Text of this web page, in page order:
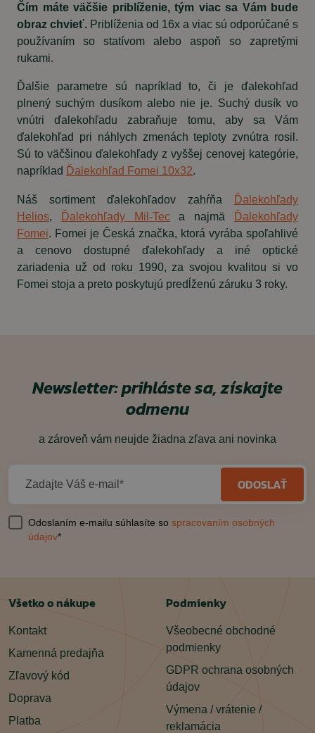
Čím máte väčšie priblíženie, tým viac sa Vám bude
obraz chvieť. Priblíženia od 16x a viac sú odporúčané s
používaním so statívom alebo aspoň so zapretými
rukami.
Ďalšie parametre sú napríklad to, či je ďalekohľad
plnený suchým dusíkom alebo nie je. Suchý dusík vo
vnútri ďalekohľadu zabraňuje tomu, aby sa Vám
ďalekohľad pri náhlych zmenách teploty zvnútra rosil.
Sú to väčšinou ďalekohľady z vyššej cenovej kategórie,
napríklad Ďalekohľad Fomei 10x32.
Náš sortiment ďalekohľadov zahŕňa
Ďalekohľady
Helios, Ďalekohľady Mil-Teca najmä
Ďalekohľady
Fomei. Fomei je Česká značka, ktorá vyrába spoľahlivé
a cenovo dostupné ďalekohľady a iné optické
zariadenia už od roku 1990, za svojou kvalitou si vo
Fomei stoja a preto poskytujú predĺženú záruku 3 roky.
Newsletter: prihláste sa, získajte
odmenu
a zároveň vám neujde žiadna zľava ani novinka
Zadajte Váš e-mail* ODOSLAŤ
Odoslaním e-mailu súhlasíte so spracovaním osobných
údajov*
Všetko o nákupe
Kontakt
Kamenná predajňa
Zľavový kód
Doprava
Platba
Podmienky
Všeobecné obchodné
podmienky
GDPR ochrana osobných
údajov
Výmena / vrátenie /
reklamácia